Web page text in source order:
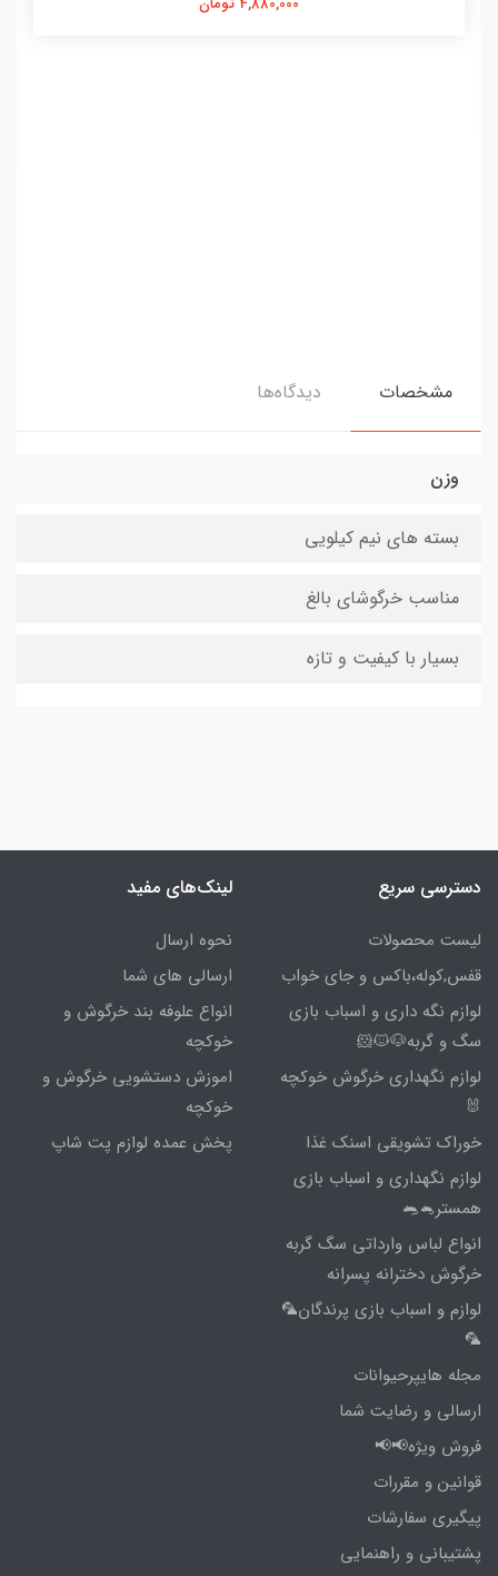
مشخصات دیدگاه‌ها
وزن
بسته های نیم کیلویی
مناسب خرگوشای بالغ
بسیار با کیفیت و تازه
دسترسی سریع
لیست محصولات
قفس,کوله،باکس و جای خواب
لوازم نگه داری و اسباب بازی
سگ و گربه🐶🐱🐹
لوازم نگهداری خرگوش خوکچه
🐰
خوراک تشویقی اسنک غذا
لوازم نگهداری و اسباب بازی
همستر🐁🐀
انواع لباس وارداتی سگ گربه
خرگوش دخترانه پسرانه
لوازم و اسباب بازی پرندگان🦜
🦜
مجله هایپرحیوانات
ارسالی و رضایت شما
فروش ویژه📢📢
قوانین و مقررات
پیگیری سفارشات
پشتیبانی و راهنمایی
لینک‌های مفید
نحوه ارسال
ارسالی های شما
انواع علوفه بند خرگوش و
خوکچه
اموزش دستشویی خرگوش و
خوکچه
پخش عمده لوازم پت شاپ